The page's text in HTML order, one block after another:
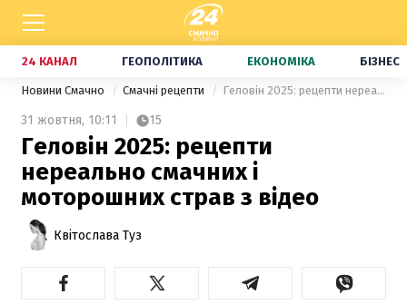
24 КАНАЛ ГЕОПОЛІТИКА ЕКОНОМІКА БІЗНЕС
Новини Смачно Смачні рецепти Геловін 2025: рецепти нереально смачних і моторошних страв з відео
31 жовтня, 10:11 15
Геловін 2025: рецепти
нереально смачних і
моторошних страв з відео
Квітослава Туз